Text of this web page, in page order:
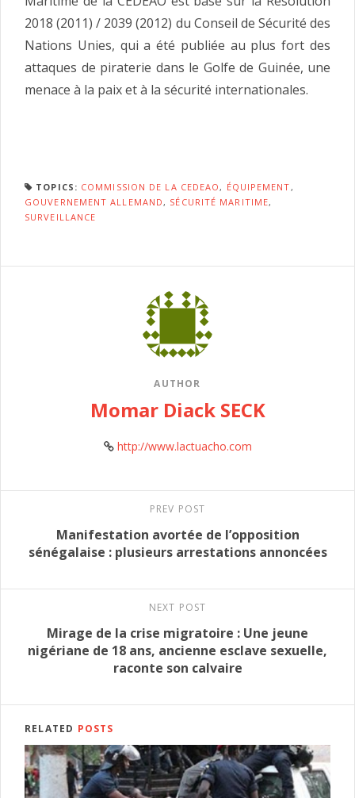
2018 (2011) / 2039 (2012) du Conseil de Sécurité des
Nations Unies, qui a été publiée au plus fort des
attaques de piraterie dans le Golfe de Guinée, une
menace à la paix et à la sécurité internationales.
TOPICS: COMMISSION DE LA CEDEAO, ÉQUIPEMENT,
GOUVERNEMENT ALLEMAND, SÉCURITÉ MARITIME,
SURVEILLANCE
AUTHOR
Momar Diack SECK
http://www.lactuacho.com
PREV POST
Manifestation avortée de l’opposition
sénégalaise : plusieurs arrestations annoncées
NEXT POST
Mirage de la crise migratoire : Une jeune
nigériane de 18 ans, ancienne esclave sexuelle,
raconte son calvaire
RELATED POSTS